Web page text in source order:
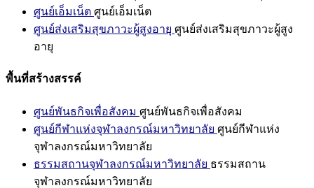
ศูนย์เอ็มเน็ต ศูนย์เอ็มเน็ต
ศูนย์ส่งเสริมสุขภาวะผู้สูงอายุ ศูนย์ส่งเสริมสุขภาวะผู้สูง
อายุ
พื้นที่สร้างสรรค์
ศูนย์พันธกิจเพื่อสังคม ศูนย์พันธกิจเพื่อสังคม
ศูนย์กีฬาแห่งจุฬาลงกรณ์มหาวิทยาลัย ศูนย์กีฬาแห่ง
จุฬาลงกรณ์มหาวิทยาลัย
ธรรมสถานจุฬาลงกรณ์มหาวิทยาลัย ธรรมสถาน
จุฬาลงกรณ์มหาวิทยาลัย